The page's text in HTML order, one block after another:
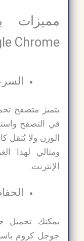
مميزات
Chrome:
يتميز متصفح
في التصفح
الوزن ولا يُثقل
ومثالي لهذا
الإنترنت.
يمكنك تحميل
جوجل كروم